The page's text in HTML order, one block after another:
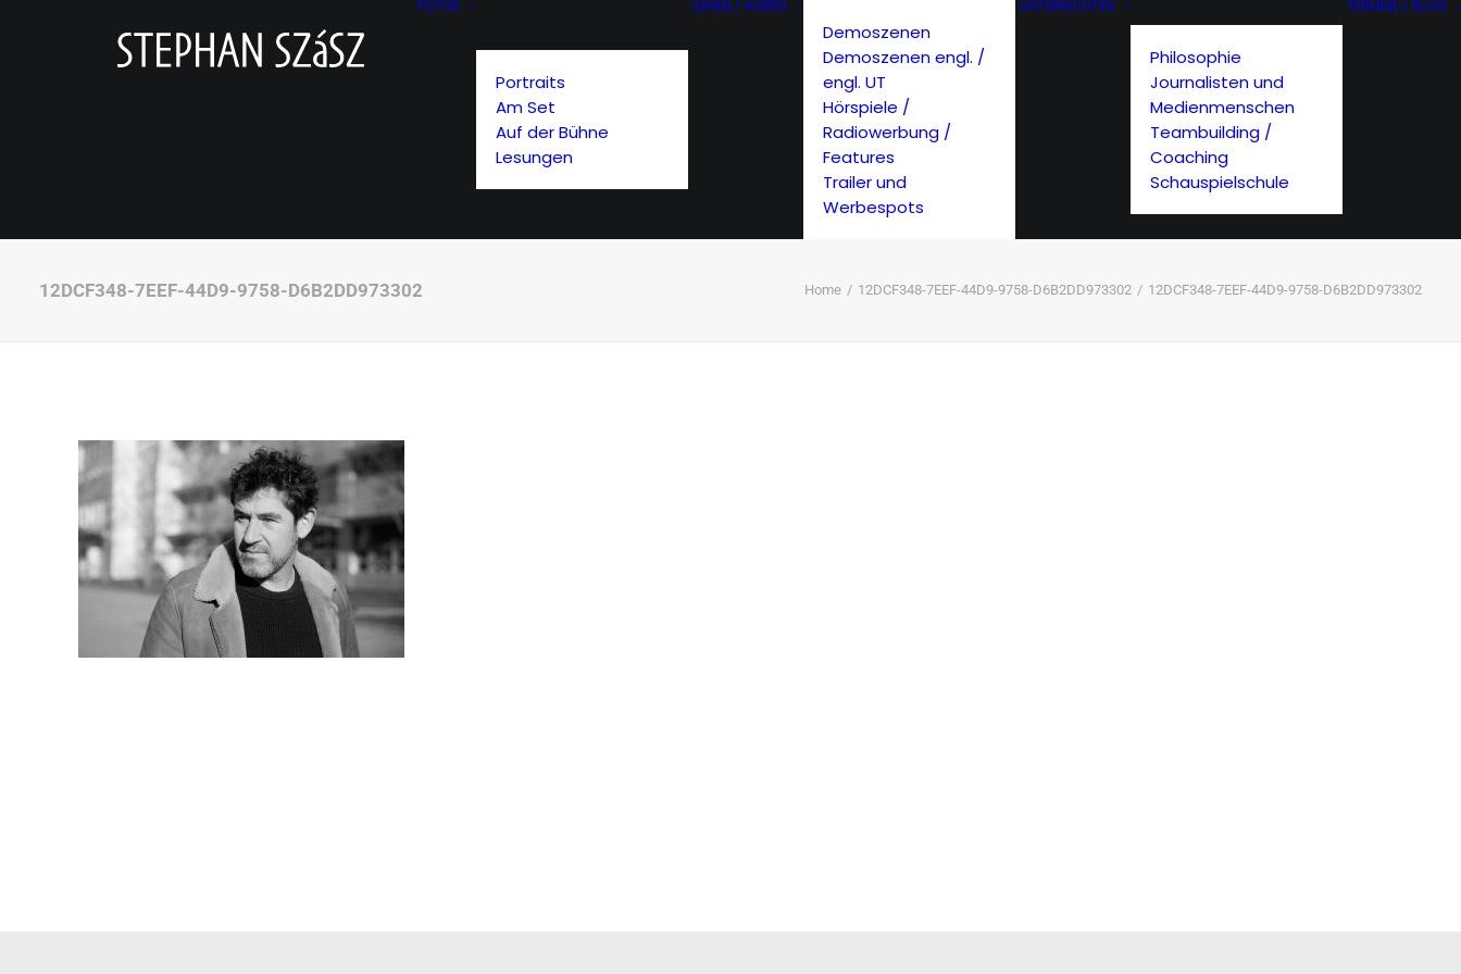
FOTOS
Portraits
Am Set
Auf der Bühne
Lesungen
SEHEN / HÖREN
Demoszenen
Demoszenen engl. /
engl. UT
Hörspiele /
Radiowerbung /
Features
Trailer und
Werbespots
UNTERRICHTEN
Philosophie
Journalisten und
Medienmenschen
Teambuilding /
Coaching
Schauspielschule
TERMINE / BLOG
12DCF348-7EEF-44D9-9758-D6B2DD973302 Home 12DCF348-7EEF-44D9-9758-D6B2DD973302 12DCF348-7EEF-44D9-9758-D6B2DD973302